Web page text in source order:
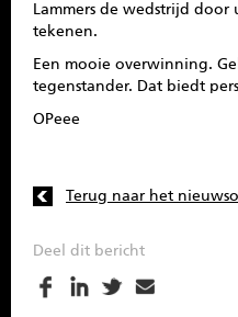
Lammers de wedstrijd
tekenen.
Een mooie overwinning.
tegenstander. Dat biedt
OPeee
Terug naar het
Deel dit bericht